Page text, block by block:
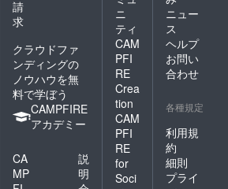
請
求
クラウドファ
ンディングの
ノウハウを無
料で学ぼう
CAMPFIRE
アカデミー
CA
MP
説
明
ニ
ティ
CAM
PFI
RE
Crea
tion
CAM
PFI
RE
for
Soci
ニュー
ス
ヘルプ
お問い
合わせ
各種規定
利用規
約
細則
プライ